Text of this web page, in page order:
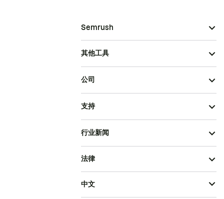
Semrush
其他工具
公司
支持
行业新闻
法律
中文